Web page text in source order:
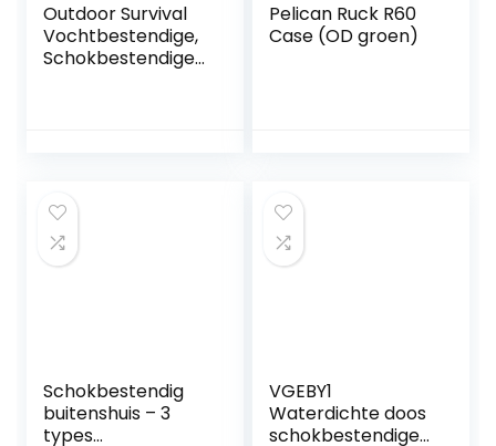
Outdoor Survival
Vochtbestendige,
Schokbestendige
Snorkelen
Pelican Ruck R60
Case (OD groen)
Schokbestendig
buitenshuis – 3
types
VGEBY1
Waterdichte doos
schokbestendige